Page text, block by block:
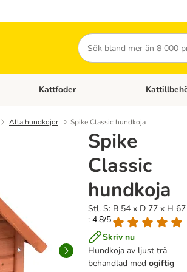
Sök
Open category menu: Hundtillbehör
Kattfoder Open
Alla hundkojor Spike Classic hundkoja
Spike
Classic
hundkoja
Stl. S: B 54 x D 77 x H 67
: 4.8/5
Skriv nu
Hundkoja av ljust trä
behandlad medogiftig